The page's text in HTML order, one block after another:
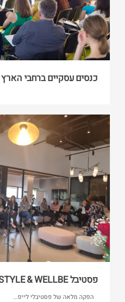
כנסים עסקיים ברחבי
פסטיבל LIFESTYLE & WELLBE...
הפקה מלאה של פסטיבלי לייפ...